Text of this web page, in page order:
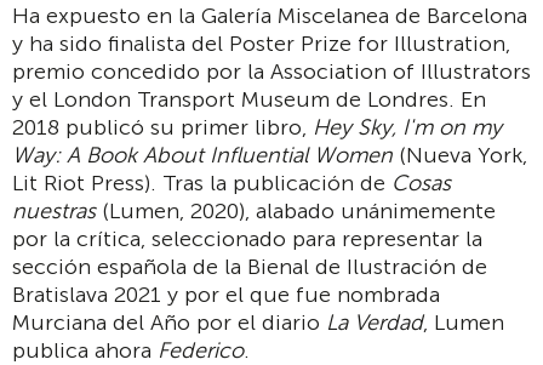
Ha expuesto en la Galería Miscelanea de Barcelona
y ha sido finalista del Poster Prize for Illustration,
premio concedido por la Association of Illustrators
y el London Transport Museum de Londres. En
2018 publicó su primer libro, Hey Sky, I'm on my
Way: A Book About Influential Women (Nueva York,
Lit Riot Press). Tras la publicación de Cosas
nuestras(Lumen, 2020), alabado unánimemente
por la crítica, seleccionado para representar la
sección española de la Bienal de Ilustración de
Bratislava 2021 y por el que fue nombrada
Murciana del Año por el diario La Verdad, Lumen
publica ahora Federico.